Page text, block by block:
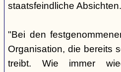
staatsfeindliche
"Bei den
Organisation, die bereits
treibt. Wie immer